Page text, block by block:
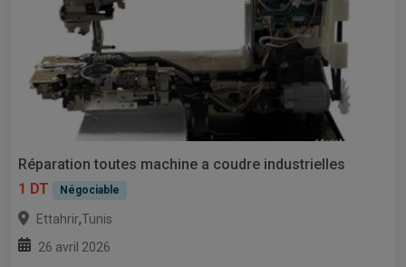
Réparation toutes machine a coudre industrielles
1 DT
Négociable
Ettahrir,Tunis
26 avril 2026